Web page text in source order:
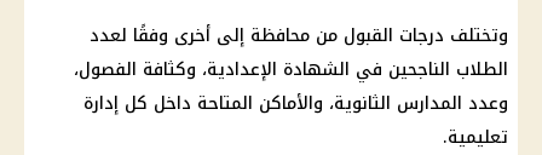
وتختلف درجات القبول من محافظة إلى أخرى وفقًا لعدد
الطلاب الناجحين في الشهادة الإعدادية، وكثافة الفصول،
وعدد المدارس الثانوية، والأماكن المتاحة داخل كل إدارة
تعليمية.